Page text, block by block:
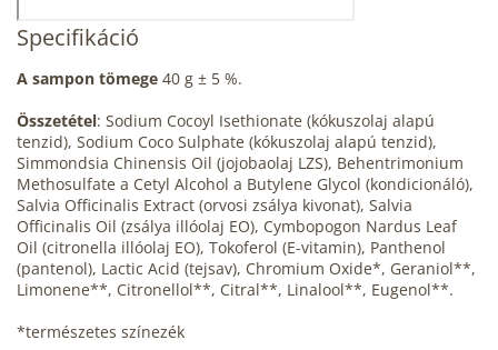
Specifikáció
A sampon tömege 40 g ± 5 %.
Összetétel: Sodium Cocoyl Isethionate (kókuszolaj alapú
tenzid), Sodium Coco Sulphate (kókuszolaj alapú tenzid),
Simmondsia Chinensis Oil (jojobaolaj LZS), Behentrimonium
Methosulfate a Cetyl Alcohol a Butylene Glycol (kondicionáló),
Salvia Officinalis Extract (orvosi zsálya kivonat), Salvia
Officinalis Oil (zsálya illóolaj EO), Cymbopogon Nardus Leaf
Oil (citronella illóolaj EO), Tokoferol (E-vitamin), Panthenol
(pantenol), Lactic Acid (tejsav), Chromium Oxide*, Geraniol**,
Limonene**, Citronellol**, Citral**, Linalool**, Eugenol**.
*természetes színezék